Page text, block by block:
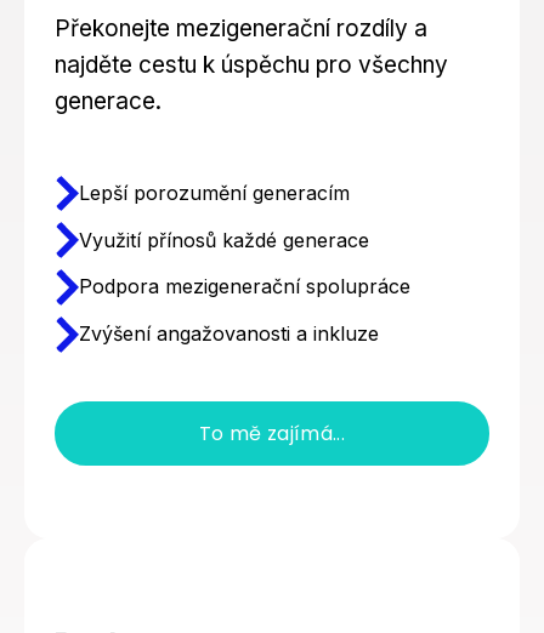
Překonejte mezigenerační rozdíly a
najděte cestu k úspěchu pro všechny
generace.
Lepší porozumění generacím
Využití přínosů každé generace
Podpora mezigenerační spolupráce
Zvýšení angažovanosti a inkluze
To mě zajímá...